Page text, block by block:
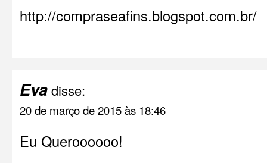
http://compraseafins.blogspot.com.br/
Evadisse:
20 de março de 2015 às 18:46
Eu Queroooooo!